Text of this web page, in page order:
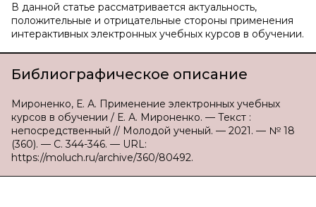
В данной статье рассматривается актуальность,
положительные и отрицательные стороны применения
интерактивных электронных учебных курсов в обучении.
Библиографическое описание
Мироненко, Е. А. Применение электронных учебных
курсов в обучении / Е. А. Мироненко. — Текст :
непосредственный // Молодой ученый. — 2021. — № 18
(360). — С. 344-346. — URL:
https://moluch.ru/archive/360/80492.